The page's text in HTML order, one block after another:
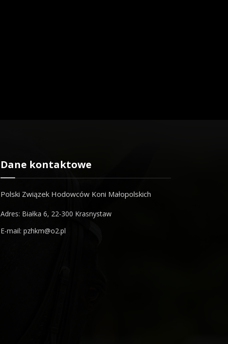
Dane kontaktowe
Polski Związek Hodowców Koni Małopolskich
Adres: Białka 6, 22-300 Krasnystaw
E-mail: pzhkm@o2.pl